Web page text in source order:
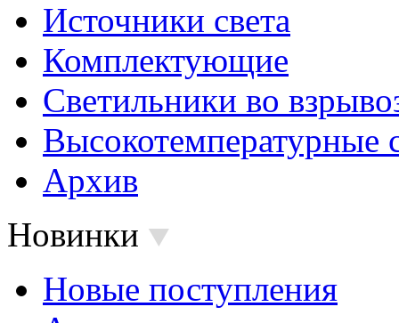
Источники света
Комплектующие
Светильники во
Высокотемпературные
Архив
Новинки
Новые поступления